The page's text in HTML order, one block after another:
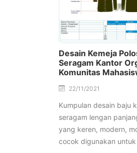
Desain Kemeja
Seragam Kantor
Komunitas
22/11/2021
Kumpulan desain baju
seragam lengan
yang keren, modern,
cocok digunakan